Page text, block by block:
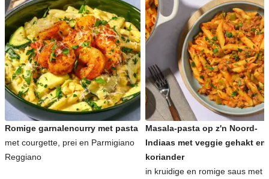
Romige garnalencurry met pasta
met courgette, prei en Parmigiano
Reggiano
Masala-pasta op z'n Noord-
Indiaas met veggie gehakt en
koriander
in kruidige en romige saus met